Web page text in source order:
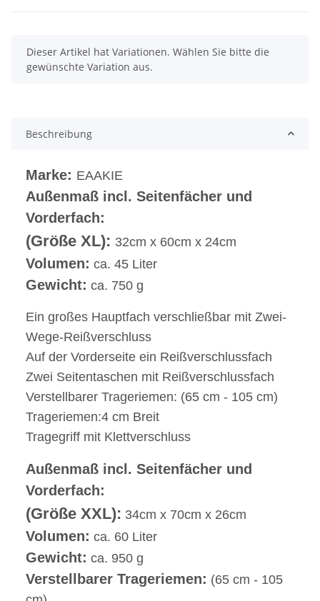
x
Dieser Artikel hat Variationen. Wählen Sie bitte die
gewünschte Variation aus.
Beschreibung
Marke: EAAKIE
Außenmaß incl. Seitenfächer und
Vorderfach:
(Größe XL): 32cm x 60cm x 24cm
Volumen: ca. 45 Liter
Gewicht: ca. 750 g
Ein großes Hauptfach verschließbar mit Zwei-
Wege-Reißverschluss
Auf der Vorderseite ein Reißverschlussfach
Zwei Seitentaschen mit Reißverschlussfach
Verstellbarer Trageriemen: (65 cm - 105 cm)
Trageriemen:4 cm Breit
Tragegriff mit Klettverschluss
Außenmaß incl. Seitenfächer und
Vorderfach:
(Größe XXL): 34cm x 70cm x 26cm
Volumen: ca. 60 Liter
Gewicht: ca. 950 g
Verstellbarer Trageriemen: (65 cm - 105